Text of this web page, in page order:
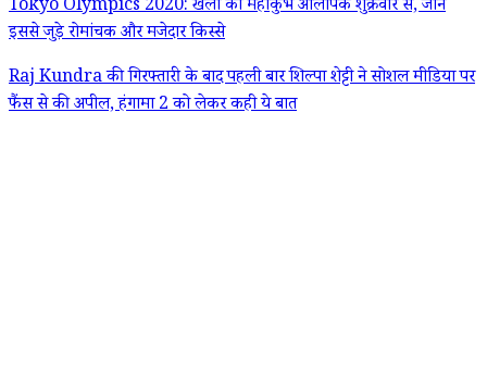
Tokyo Olympics 2020: खेलों का महाकुंभ ओलंपिक शुक्रवार से, जानें
इससे जुड़े रोमांचक और मजेदार किस्से
Raj Kundra की गिरफ्तारी के बाद पहली बार शिल्पा शेट्टी ने सोशल मीडिया पर
फैंस से की अपील, हंगामा 2 को लेकर कही ये बात